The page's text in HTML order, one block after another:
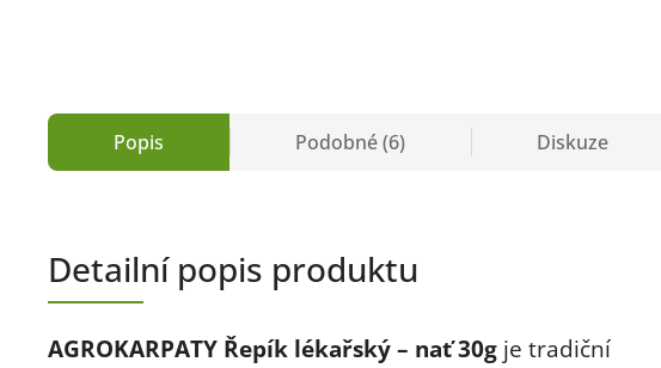
Popis Podobné (6) Diskuze
Detailní popis produktu
AGROKARPATY Řepík lékařský – nať 30g je tradiční